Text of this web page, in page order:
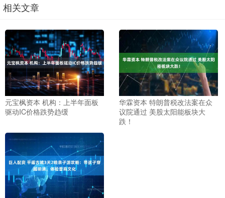
相关文章
元宝枫资本 机构：上半年面板
驱动IC价格跌势趋缓
华霖资本 特朗普税改法案在众
议院通过 美股太阳能板块大
跌！